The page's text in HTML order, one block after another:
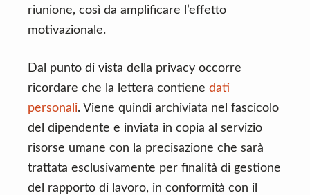
riunione, così da amplificare l’effetto
motivazionale.
Dal punto di vista della privacy occorre
ricordare che la lettera contiene dati
personali. Viene quindi archiviata nel fascicolo
del dipendente e inviata in copia al servizio
risorse umane con la precisazione che sarà
trattata esclusivamente per finalità di gestione
del rapporto di lavoro, in conformità con il